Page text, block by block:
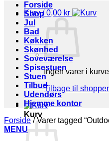
Kurv /0,00 kr
Ingen varer i
Tilbage til
Kurv
Forside
Shop
Jul
Bad
Køkken
Skønhed
Soveværelse
Spisestuen
Stuen
Tilbud
Udendørs
Hjemme kontor
Forside /Varer tagged
MENU